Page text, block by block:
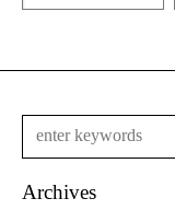
Archives